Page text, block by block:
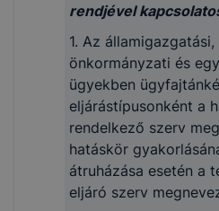
1. A közfeladatot
szerv által alapított
lapok neve
2. A közfeladatot
szerv által alapított
lapok
szerkesztőségének és
kiadójának neve és
elérhetősége (telefon,
rendjével
1. Az államigazgatási,
önkormányzati és
ügyekben
eljárástípusonként a
rendelkező szerv
hatáskör
átruházása esetén a
eljáró szerv